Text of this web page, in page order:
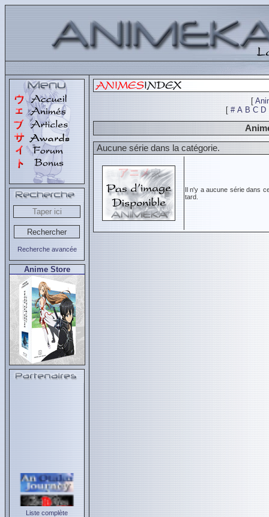
Recherche avancée
Anime Store
Liste complète
[
[ # A B C D
Aucune série dans la catégorie.
Il n'y a aucune série dans
tard.